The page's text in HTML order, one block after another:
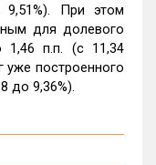
При этом
для долевого
1,46 п.п. (с 11,34
построенного
до 9,36%).